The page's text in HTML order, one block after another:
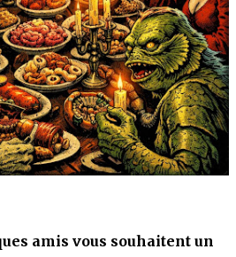
amis vous souhaitent un